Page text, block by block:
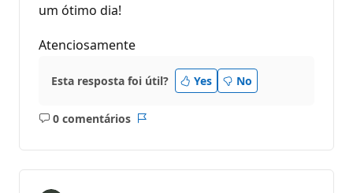
um ótimo dia!
Atenciosamente
Esta resposta foi útil? Yes No
0 comentários
Sem